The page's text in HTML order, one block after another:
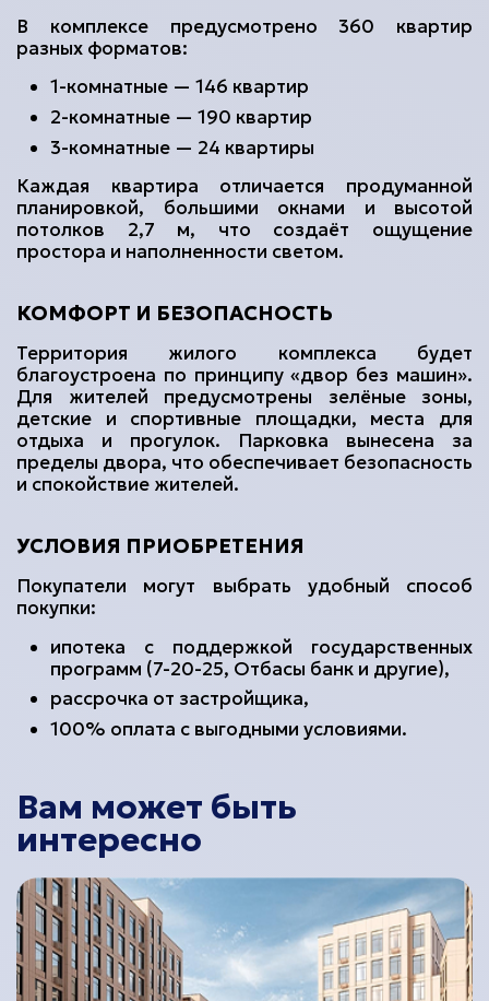
В комплексе предусмотрено 360 квартир
разных форматов:
1-комнатные — 146 квартир
2-комнатные — 190 квартир
3-комнатные — 24 квартиры
Каждая квартира отличается продуманной
планировкой, большими окнами и высотой
потолков 2,7 м, что создаёт ощущение
простора и наполненности светом.
КОМФОРТ И БЕЗОПАСНОСТЬ
Территория жилого комплекса будет
благоустроена по принципу «двор без машин».
Для жителей предусмотрены зелёные зоны,
детские и спортивные площадки, места для
отдыха и прогулок. Парковка вынесена за
пределы двора, что обеспечивает безопасность
и спокойствие жителей.
УСЛОВИЯ ПРИОБРЕТЕНИЯ
Покупатели могут выбрать удобный способ
покупки:
ипотека с поддержкой государственных
программ (7-20-25, Отбасы банк и другие),
рассрочка от застройщика,
100% оплата с выгодными условиями.
Вам может быть
интересно